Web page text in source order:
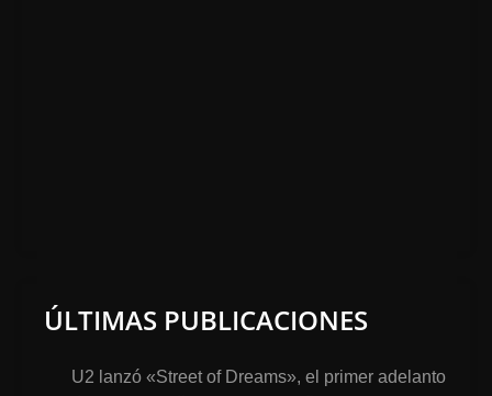
ÚLTIMAS PUBLICACIONES
U2 lanzó «Street of Dreams», el primer adelanto